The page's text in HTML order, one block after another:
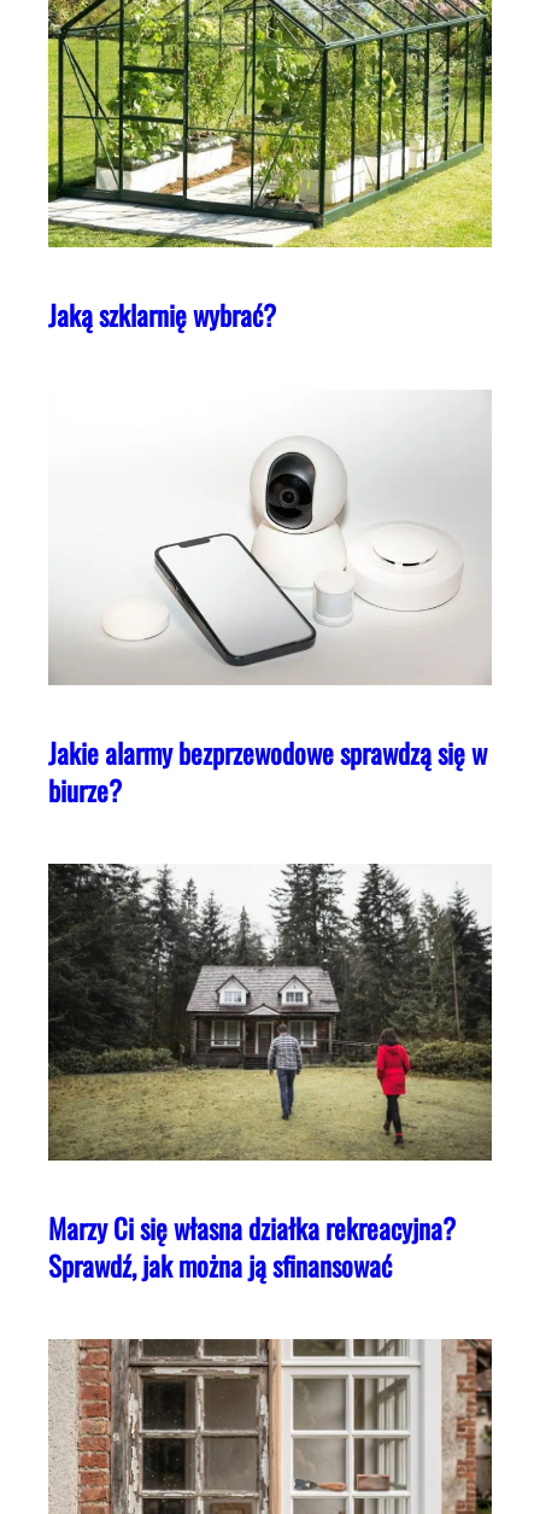
Jaką szklarnię wybrać?
Jakie alarmy bezprzewodowe sprawdzą się w
biurze?
Marzy Ci się własna działka rekreacyjna?
Sprawdź, jak można ją sfinansować